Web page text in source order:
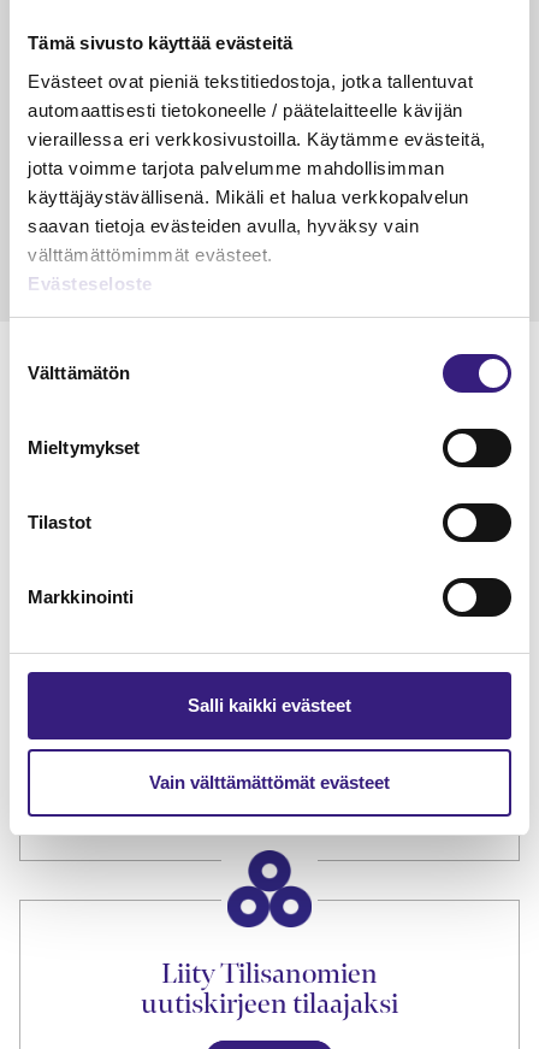
Tämä sivusto käyttää evästeitä
Evästeet ovat pieniä tekstitiedostoja, jotka tallentuvat
automaattisesti tietokoneelle / päätelaitteelle kävijän
vieraillessa eri verkkosivustoilla. Käytämme evästeitä,
jotta voimme tarjota palvelumme mahdollisimman
käyttäjäystävällisenä. Mikäli et halua verkkopalvelun
saavan tietoja evästeiden avulla, hyväksy vain
välttämättömimmät evästeet.
Evästeseloste
valinta
Välttämätön
Mieltymykset
Tilastot
Markkinointi
Salli kaikki evästeet
Vain välttämättömät evästeet
Kulu­veloitukset arvon­lisä­
verotuksessa – omien kulujen
veloitus, kulujen edelleen­
veloitus ja läpi­laskutus
Petri Salomaa
15.5.2023 10 min
Tilaa Tilisanomien
lukuoikeus
Liity Tilisanomien
uutiskirjeen tilaajaksi